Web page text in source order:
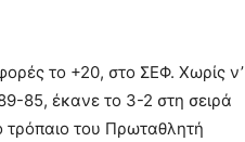
το +20, στο ΣΕΦ. Χωρίς ν’
85, έκανε το 3-2 στη σειρά
του Πρωταθλητή